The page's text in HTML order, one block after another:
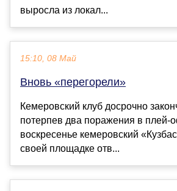
выросла из локал...
15:10, 08 Май
Вновь «перегорели»
Кемеровский клуб досрочно
потерпев два поражения в
воскресенье кемеровский
своей площадке отв...